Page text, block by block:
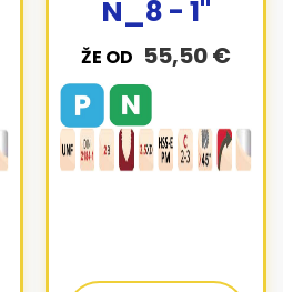
ŽE OD 55,50 €
N_8 - 1"